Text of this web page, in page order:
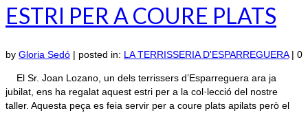
ESTRI PER A COURE PLATS
by Gloria Sedó | posted in: LA TERRISSERIA D'ESPARREGUERA | 0
El Sr. Joan Lozano, un dels terrissers d’Esparreguera ara ja
jubilat, ens ha regalat aquest estri per a la col·lecció del nostre
taller. Aquesta peça es feia servir per a coure plats apilats però el